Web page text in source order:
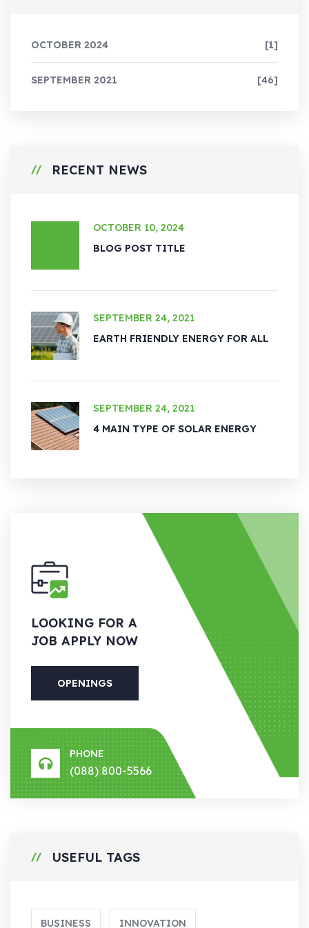
OCTOBER 2024 [1]
SEPTEMBER 2021 [46]
RECENT NEWS
OCTOBER 10, 2024
BLOG POST TITLE
SEPTEMBER 24, 2021
EARTH FRIENDLY ENERGY FOR ALL
SEPTEMBER 24, 2021
4 MAIN TYPE OF SOLAR ENERGY
LOOKING FOR A
JOB APPLY NOW
OPENINGS
PHONE
(088) 800-5566
USEFUL TAGS
BUSINESS INNOVATION